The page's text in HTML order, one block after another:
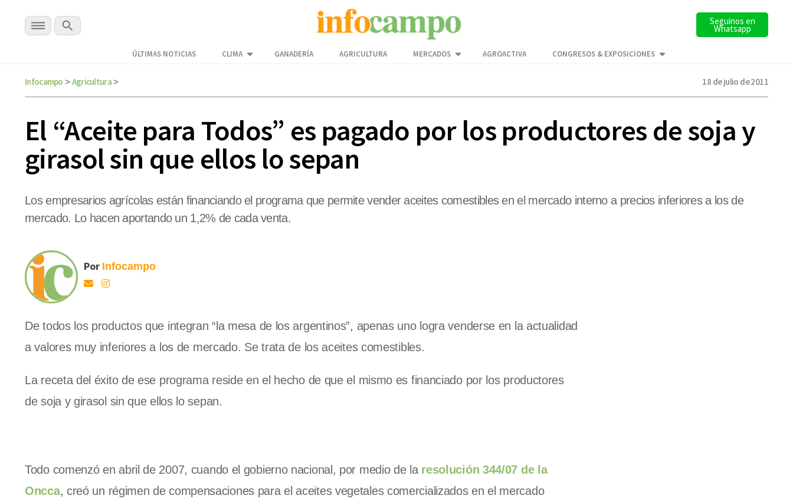
Seguinos en
Whatsapp
ÚLTIMAS NOTICIAS CLIMA GANADERÍA AGRICULTURA MERCADOS AGROACTIVA CONGRESOS & EXPOSICIONES
Infocampo > Agricultura> 18 de julio de 2011
El “Aceite para Todos” es pagado por los productores de soja y
girasol sin que ellos lo sepan
Los empresarios agrícolas están financiando el programa que permite vender aceites comestibles en el mercado interno a precios inferiores a los de
mercado. Lo hacen aportando un 1,2% de cada venta.
Por Infocampo
De todos los productos que integran “la mesa de los argentinos”, apenas uno logra venderse en la actualidad
a valores muy inferiores a los de mercado. Se trata de los aceites comestibles.
La receta del éxito de ese programa reside en el hecho de que el mismo es financiado por los productores
de soja y girasol sin que ellos lo sepan.
Todo comenzó en abril de 2007, cuando el gobierno nacional, por medio de la resolución 344/07 de la
Oncca, creó un régimen de compensaciones para el aceites vegetales comercializados en el mercado